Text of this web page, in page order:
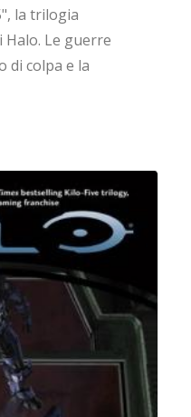
la trilogia
Le guerre
di colpa e la